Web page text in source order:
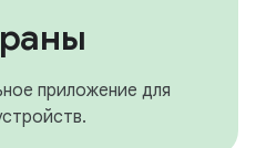
приложение для